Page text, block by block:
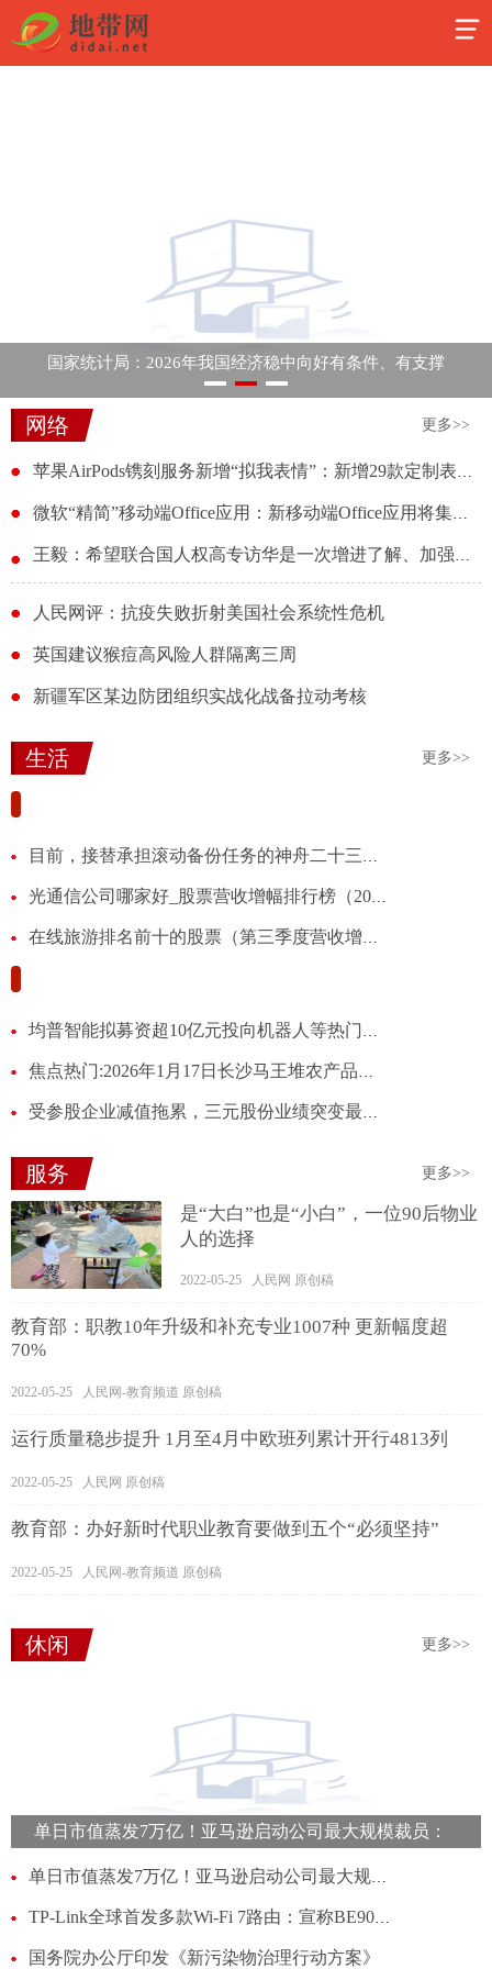
国家统计局：2026年我国经济稳中向好有条件、有支撑
网络 更多>>
苹果AirPods镌刻服务新增“拟我表情”：新增29款定制表情可选
微软“精简”移动端Office应用：新移动端Office应用将集成文件的云同步
王毅：希望联合国人权高专访华是一次增进了解、加强合作、正本清源之旅
人民网评：抗疫失败折射美国社会系统性危机
英国建议猴痘高风险人群隔离三周
新疆军区某边防团组织实战化战备拉动考核
生活 更多>>
目前，接替承担滚动备份任务的神舟二十三号飞船已运抵酒泉卫星发射中心，长征二号F遥二十三运载火箭即将出厂启运
光通信公司哪家好_股票营收增幅排行榜（2025年第三季度）
在线旅游排名前十的股票（第三季度营收增幅排行榜）
均普智能拟募资超10亿元投向机器人等热门项目 IPO募投项目两次延期未达预期|每日热文
焦点热门:2026年1月17日长沙马王堆农产品股份有限公司价格行情
受参股企业减值拖累，三元股份业绩突变最高预亏3.56亿元
服务 更多>>
是“大白”也是“小白”，一位90后物业
人的选择
2022-05-25 人民网 原创稿
教育部：职教10年升级和补充专业1007种 更新幅度超
70%
2022-05-25 人民网-教育频道 原创稿
运行质量稳步提升 1月至4月中欧班列累计开行4813列
2022-05-25 人民网 原创稿
教育部：办好新时代职业教育要做到五个“必须坚持”
2022-05-25 人民网-教育频道 原创稿
休闲 更多>>
单日市值蒸发7万亿！亚马逊启动公司最大规模裁员：
计划裁员约1万人
单日市值蒸发7万亿！亚马逊启动公司最大规模裁员：计划裁员约1万人
TP-Link全球首发多款Wi-Fi 7路由：宣称BE900的峰值网速可达24Gbps
国务院办公厅印发《新污染物治理行动方案》